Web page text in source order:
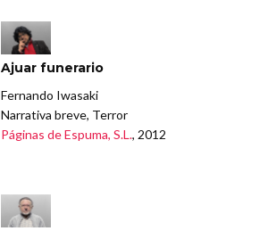
Ajuar funerario
Fernando Iwasaki
Narrativa breve, Terror
Páginas de Espuma, S.L., 2012